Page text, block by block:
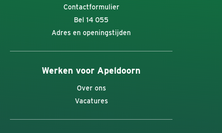
Contactformulier
Bel 14 055
Adres en openingstijden
Werken voor Apeldoorn
Over ons
Vacatures